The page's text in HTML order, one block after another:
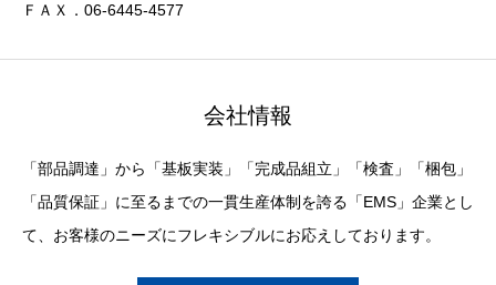
ＦＡＸ．06-6445-4577
会社情報
「部品調達」から「基板実装」「完成品組立」「検査」「梱包」
「品質保証」に至るまでの一貫生産体制を誇る「EMS」企業とし
て、お客様のニーズにフレキシブルにお応えしております。